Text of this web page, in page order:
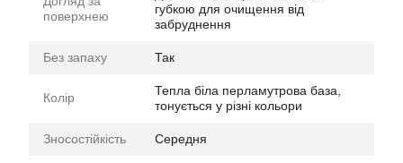
поверхнею
губкою для очищення від
забруднення
Без запаху Так
Колір
Тепла біла перламутрова база,
тонується у різні кольори
Зносостійкість Середня